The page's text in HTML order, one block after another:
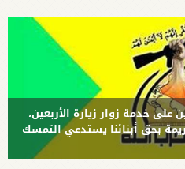
شيخنا
الشهيد
العمشاني
على خدمة زوار زيارة الأربعين،
بحق أبنائنا يستدعي التمسك
بنا شراً